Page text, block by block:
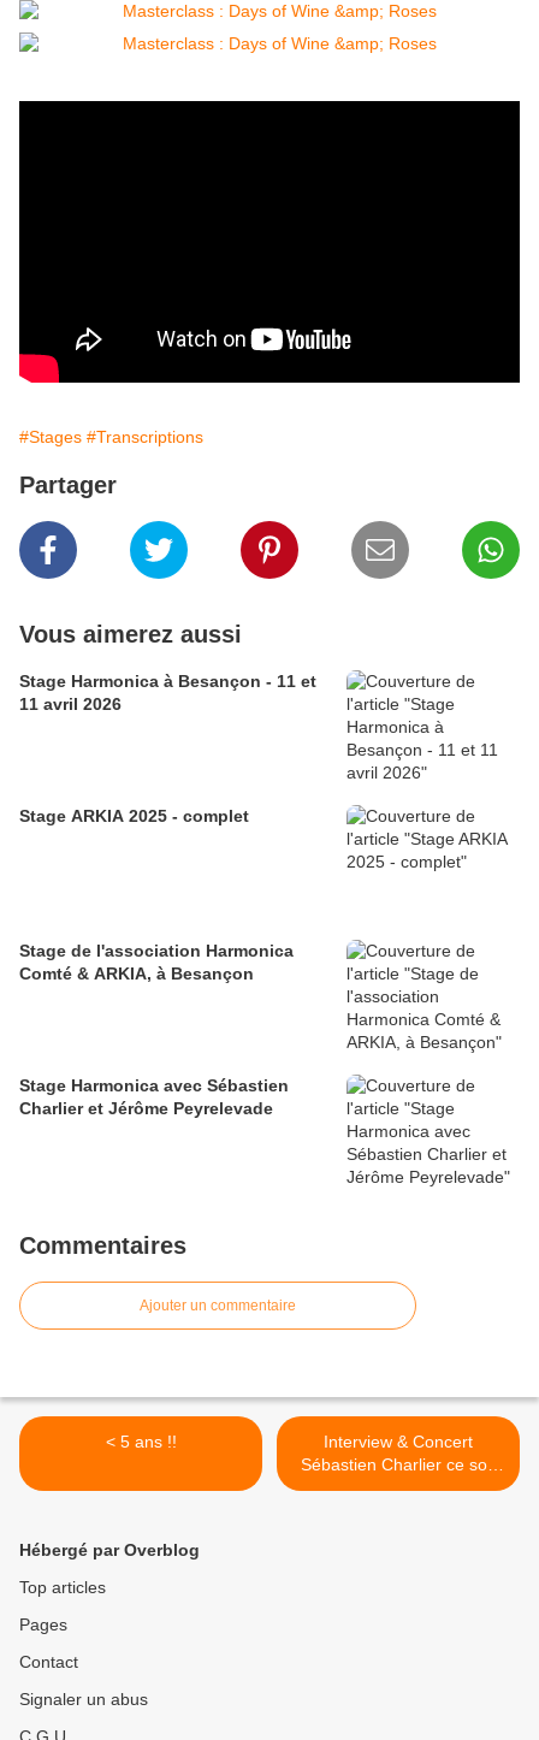
#Stages #Transcriptions
Partager
Vous aimerez aussi
Stage Harmonica à Besançon - 11 et
11 avril 2026
Stage ARKIA 2025 - complet
Stage de l'association Harmonica
Comté & ARKIA, à Besançon
Stage Harmonica avec Sébastien
Charlier et Jérôme Peyrelevade
Commentaires
Ajouter un commentaire
< 5 ans !!
Interview & Concert
Sébastien Charlier ce soir
!!!! >
Hébergé par Overblog
Top articles
Pages
Contact
Signaler un abus